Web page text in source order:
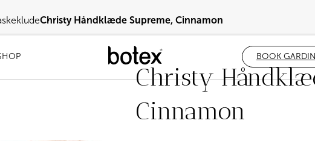
BOOK
Christy Håndklæde Supreme, Cinnamon
Christy
Cinnamon